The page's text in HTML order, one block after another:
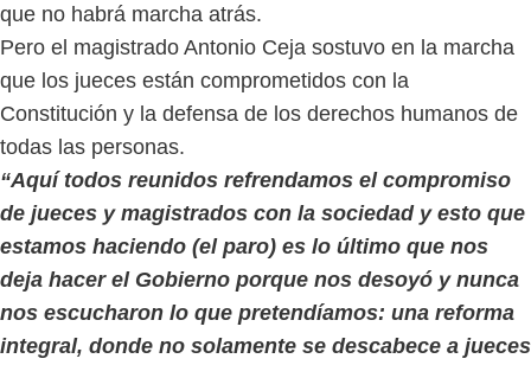
que no habrá marcha atrás.
Pero el magistrado Antonio Ceja sostuvo en la marcha
que los jueces están comprometidos con la
Constitución y la defensa de los derechos humanos de
todas las personas.
“Aquí todos reunidos refrendamos el compromiso
de jueces y magistrados con la sociedad y esto que
estamos haciendo (el paro) es lo último que nos
deja hacer el Gobierno porque nos desoyó y nunca
nos escucharon lo que pretendíamos: una reforma
integral, donde no solamente se descabece a jueces